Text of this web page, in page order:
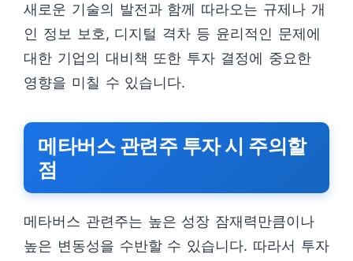
새로운 기술의 발전과 함께 따라오는 규제나 개
인 정보 보호, 디지털 격차 등 윤리적인 문제에
대한 기업의 대비책 또한 투자 결정에 중요한
영향을 미칠 수 있습니다.
메타버스 관련주 투자 시 주의할
점
메타버스 관련주는 높은 성장 잠재력만큼이나
높은 변동성을 수반할 수 있습니다. 따라서 투자